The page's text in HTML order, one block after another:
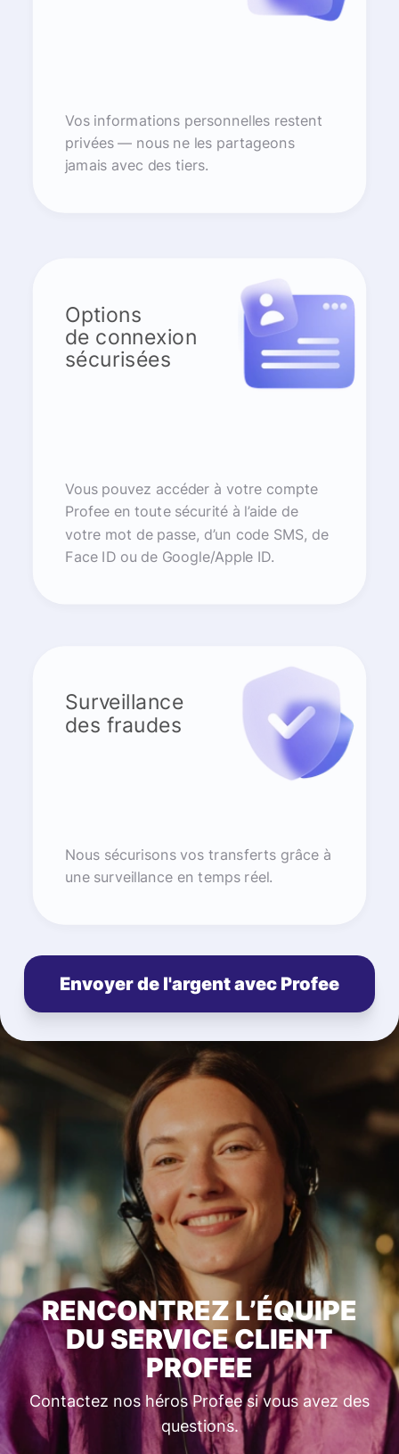
Vos informations personnelles restent
privées — nous ne les partageons
jamais avec des tiers.
Options
de connexion
sécurisées
Vous pouvez accéder à votre compte
Profee en toute sécurité à l’aide de
votre mot de passe, d’un code SMS, de
Face ID ou de Google/Apple ID.
Surveillance
des fraudes
Nous sécurisons vos transferts grâce à
une surveillance en temps réel.
Envoyer de l'argent avec Profee
RENCONTREZ L’ÉQUIPE
DU SERVICE CLIENT
PROFEE
Contactez nos héros Profee si vous avez des
questions.